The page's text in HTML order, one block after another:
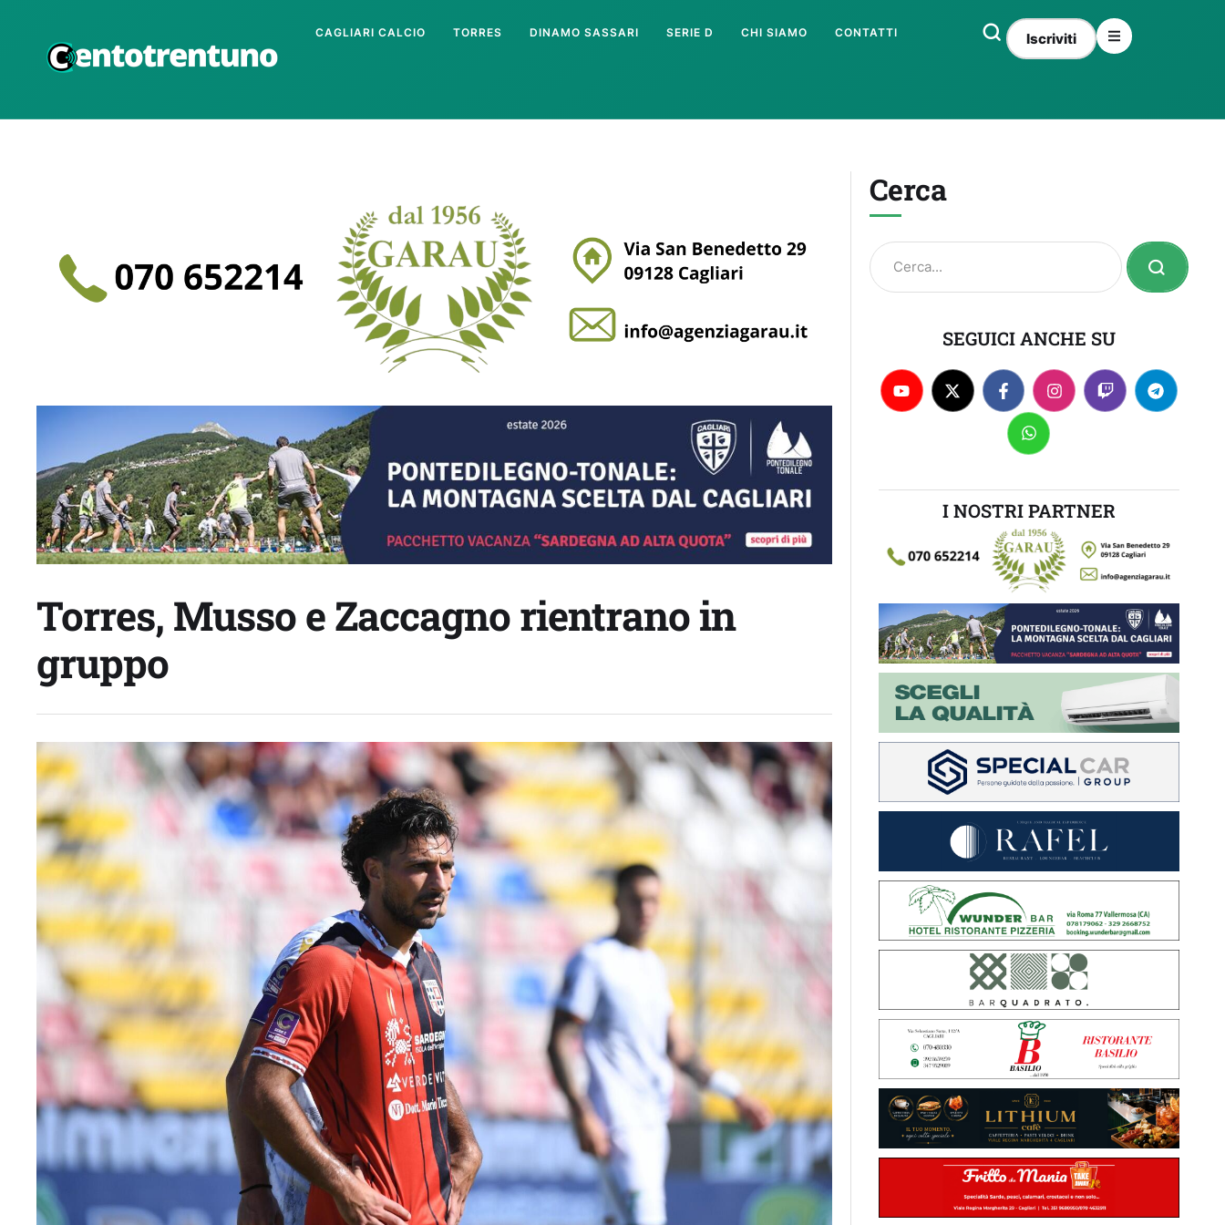
CAGLIARI CALCIO TORRES DINAMO SASSARI SERIE D CHI SIAMO CONTATTI Iscriviti
Torres, Musso e Zaccagno rientrano in
gruppo
Cerca
SEGUICI ANCHE SU
I NOSTRI PARTNER